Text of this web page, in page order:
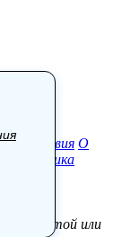
О
Политика
офертой или